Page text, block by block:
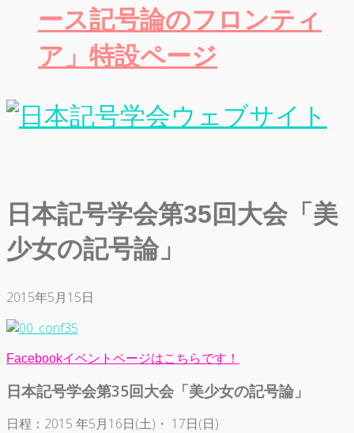
ース記号論のフロンティ
ア」特設ページ
日本記号学会第35回大会「美
少女の記号論」
2015年5月15日
Facebookイベントページはこちらです！
日本記号学会第35回大会「美少女の記号論」
日程：2015 年5月16日(土)・ 17日(日)